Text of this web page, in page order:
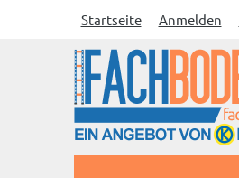
Startseite Anmelden